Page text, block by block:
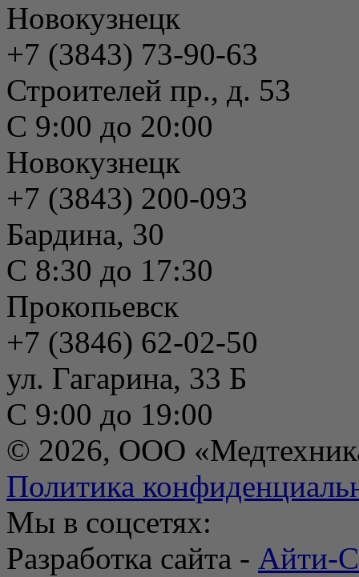
Новокузнецк
+7 (3843) 73-90-63
Строителей пр., д. 53
С 9:00 до 20:00
Новокузнецк
+7 (3843) 200-093
Бардина, 30
С 8:30 до 17:30
Прокопьевск
+7 (3846) 62-02-50
ул. Гагарина, 33 Б
С 9:00 до 19:00
© 2026, ООО
Политика
Мы в соцсетях:
Разработка сайта - Айти-